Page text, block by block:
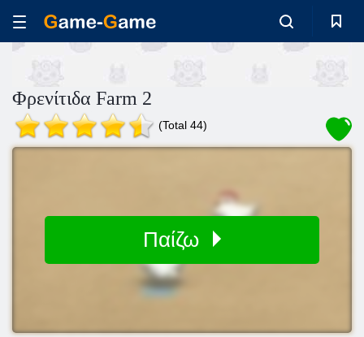
Φρενίτιδα Farm 2
(Total 44)
Παίζω